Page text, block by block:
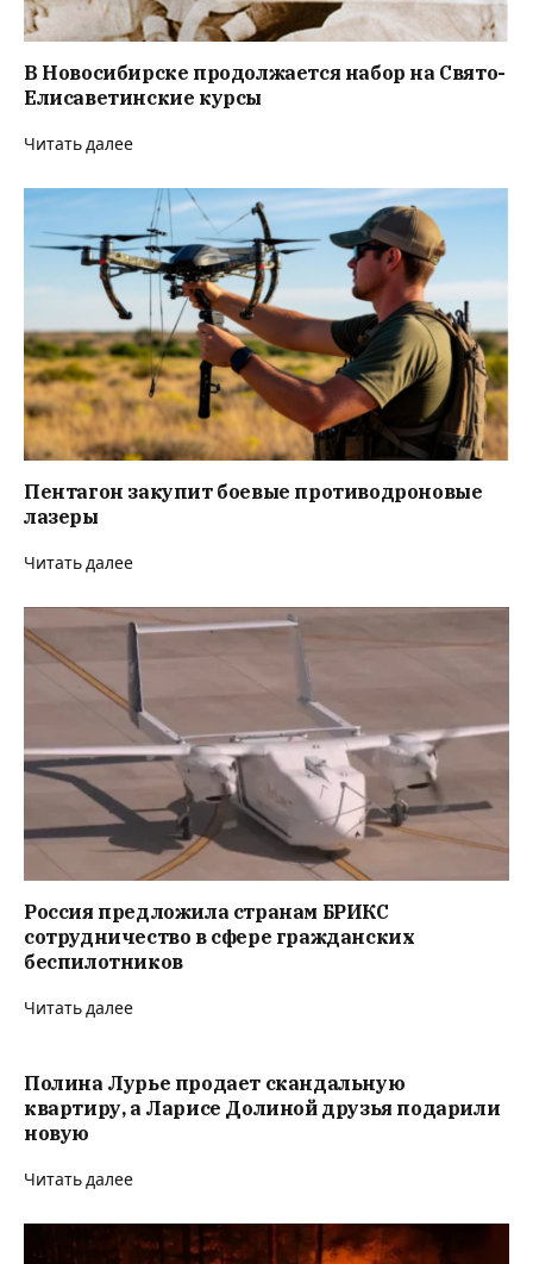
В Новосибирске продолжается набор на Свято-
Елисаветинские курсы
Читать далее
Пентагон закупит боевые противодроновые
лазеры
Читать далее
Россия предложила странам БРИКС
сотрудничество в сфере гражданских
беспилотников
Читать далее
Полина Лурье продает скандальную
квартиру, а Ларисе Долиной друзья подарили
новую
Читать далее